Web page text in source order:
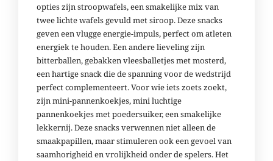
opties zijn stroopwafels, een smakelijke mix van
twee lichte wafels gevuld met siroop. Deze snacks
geven een vlugge energie-impuls, perfect om atleten
energiek te houden. Een andere lieveling zijn
bitterballen, gebakken vleesballetjes met mosterd,
een hartige snack die de spanning voor de wedstrijd
perfect complementeert. Voor wie iets zoets zoekt,
zijn mini-pannenkoekjes, mini luchtige
pannenkoekjes met poedersuiker, een smakelijke
lekkernij. Deze snacks verwennen niet alleen de
smaakpapillen, maar stimuleren ook een gevoel van
saamhorigheid en vrolijkheid onder de spelers. Het